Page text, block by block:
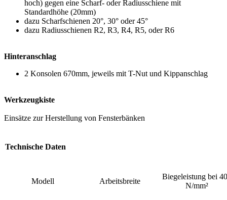
hoch) gegen eine Scharf- oder Radiusschiene mit
Standardhöhe (20mm)
dazu Scharfschienen 20°, 30° oder 45°
dazu Radiusschienen R2, R3, R4, R5, oder R6
Hinteranschlag
2 Konsolen 670mm, jeweils mit T-Nut und Kippanschlag
Werkzeugkiste
Einsätze zur Herstellung von Fensterbänken
Technische Daten
Modell Arbeitsbreite
Biegeleistung bei
N/mm²